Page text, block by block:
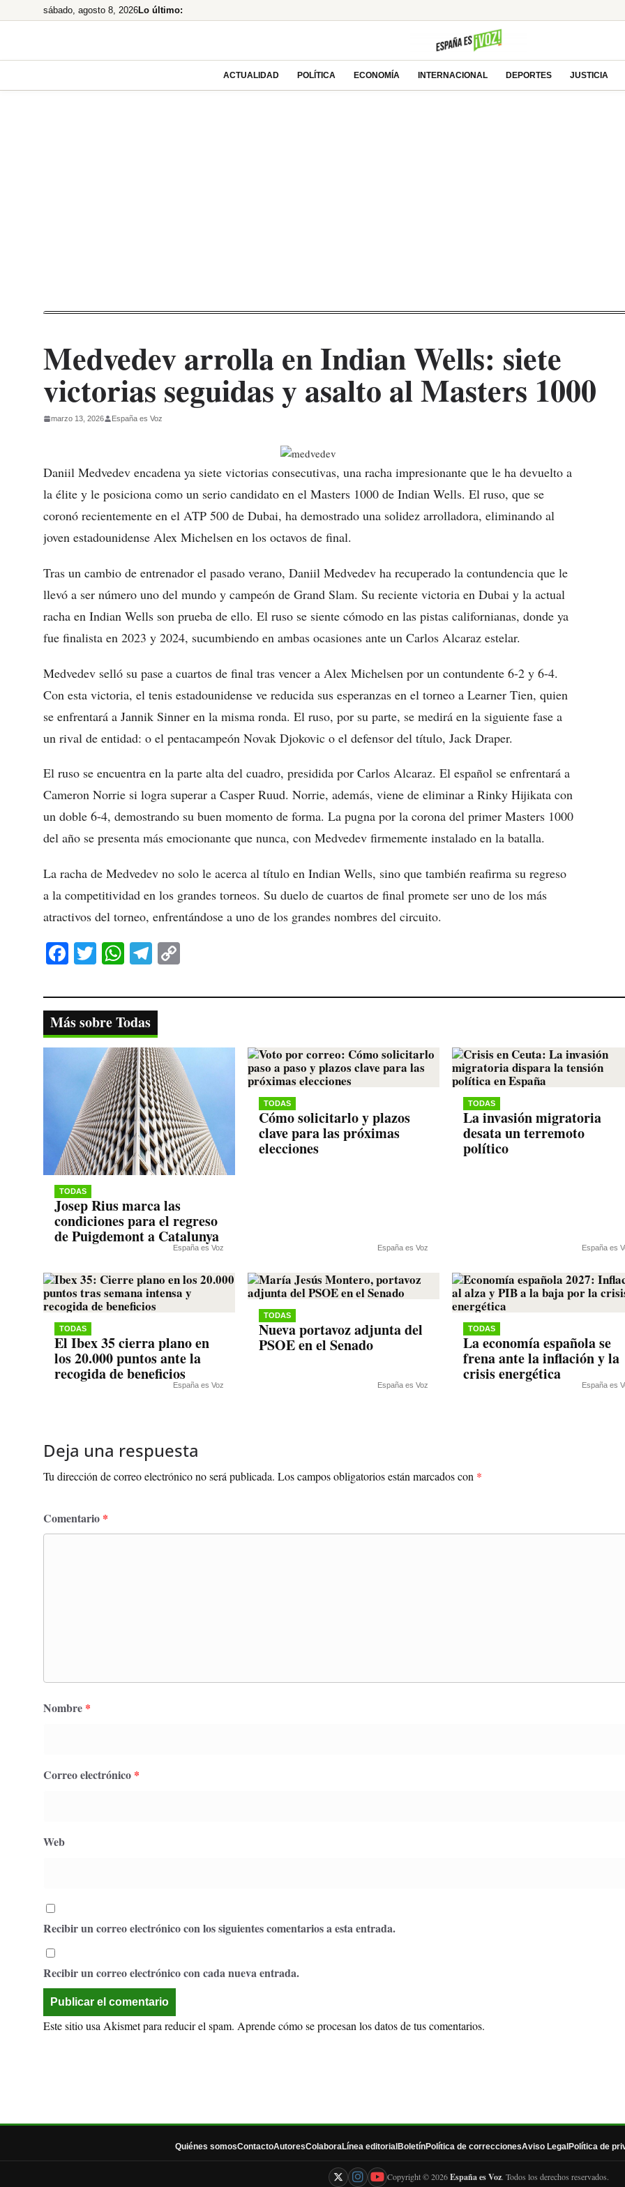
al
sábado, agosto 8, 2026Lo último:
ACTUALIDAD POLÍTICA ECONOMÍA INTERNACIONAL DEPORTES JUSTICIA
Medvedev arrolla en Indian Wells: siete
victorias seguidas y asalto al Masters 1000
marzo 13, 2026 España es Voz
Daniil Medvedev encadena ya siete victorias consecutivas, una racha impresionante que le ha devuelto a
la élite y le posiciona como un serio candidato en el Masters 1000 de Indian Wells. El ruso, que se
coronó recientemente en el ATP 500 de Dubai, ha demostrado una solidez arrolladora, eliminando al
joven estadounidense Alex Michelsen en los octavos de final.
Tras un cambio de entrenador el pasado verano, Daniil Medvedev ha recuperado la contundencia que le
llevó a ser número uno del mundo y campeón de Grand Slam. Su reciente victoria en Dubai y la actual
racha en Indian Wells son prueba de ello. El ruso se siente cómodo en las pistas californianas, donde ya
fue finalista en 2023 y 2024, sucumbiendo en ambas ocasiones ante un Carlos Alcaraz estelar.
Medvedev selló su pase a cuartos de final tras vencer a Alex Michelsen por un contundente 6-2 y 6-4.
Con esta victoria, el tenis estadounidense ve reducida sus esperanzas en el torneo a Learner Tien, quien
se enfrentará a Jannik Sinner en la misma ronda. El ruso, por su parte, se medirá en la siguiente fase a
un rival de entidad: o el pentacampeón Novak Djokovic o el defensor del título, Jack Draper.
El ruso se encuentra en la parte alta del cuadro, presidida por Carlos Alcaraz. El español se enfrentará a
Cameron Norrie si logra superar a Casper Ruud. Norrie, además, viene de eliminar a Rinky Hijikata con
un doble 6-4, demostrando su buen momento de forma. La pugna por la corona del primer Masters 1000
del año se presenta más emocionante que nunca, con Medvedev firmemente instalado en la batalla.
La racha de Medvedev no solo le acerca al título en Indian Wells, sino que también reafirma su regreso
a la competitividad en los grandes torneos. Su duelo de cuartos de final promete ser uno de los más
atractivos del torneo, enfrentándose a uno de los grandes nombres del circuito.
Fa
bo
ok
T
tte
r
W
ts
A
pp
Te
gr
a
m
y
nk
Más sobre Todas
TODAS
Josep Rius marca las
condiciones para el regreso
de Puigdemont a Catalunya
España es Voz
TODAS
Cómo solicitarlo y plazos
clave para las próximas
elecciones
España es Voz
TODAS
La invasión migratoria
desata un terremoto
político
España es
TODAS
El Ibex 35 cierra plano en
los 20.000 puntos ante la
recogida de beneficios
España es Voz
TODAS
Nueva portavoz adjunta del
PSOE en el Senado
España es Voz
TODAS
La economía española se
frena ante la inflación y la
crisis energética
España es
Deja una respuesta
Tu dirección de correo electrónico no será publicada. Los campos obligatorios están marcados con *
Comentario *
Nombre *
Correo electrónico *
Web
Recibir un correo electrónico con los siguientes comentarios a esta entrada.
Recibir un correo electrónico con cada nueva entrada.
Este sitio usa Akismet para reducir el spam. Aprende cómo se procesan los datos de tus comentarios.
Quiénes somosContactoAutoresColaboraLínea editorial BoletínPolítica de correccionesAviso Legal Política de
Copyright © 2026España es Voz. Todos los derechos reservados.